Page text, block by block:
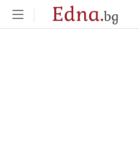
Edna.bg